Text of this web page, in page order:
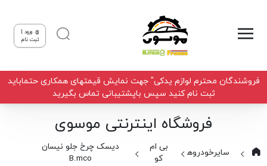
ورود |
ثبت نام
فروشندگان محترم لوازم یدکی" جهت نمایش قیمتهای همکاری حتماباید
ثبت نام کنید سپس باپشتیبانی تماس بگیرید
فروشگاه اینترنتی موسوی
سایرخودروها
بی ام
کو
دیسک چرخ جلو نیسان
B.mco